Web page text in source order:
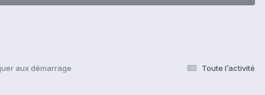
Toute l’activité
aux démarrage